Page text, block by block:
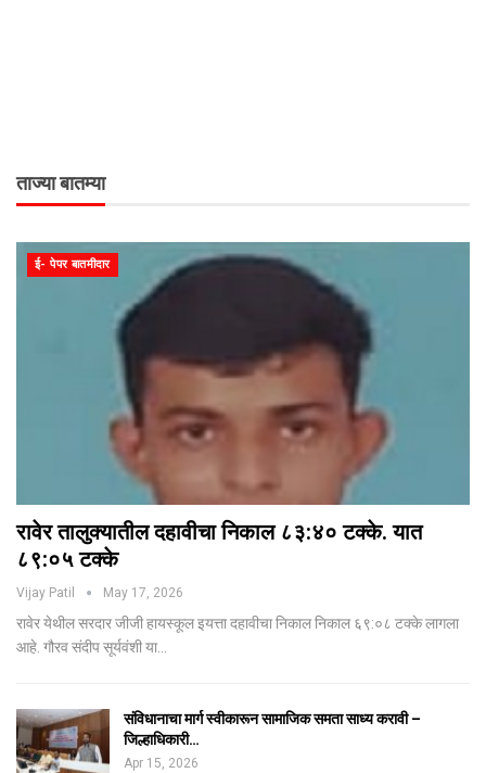
ताज्या बातम्या
ई- पेपर बातमीदार
रावेर तालुक्यातील दहावीचा निकाल ८३:४० टक्के. यात
८९:०५ टक्के
Vijay Patil May 17, 2026
रावेर येथील सरदार जीजी हायस्कूल इयत्ता दहावीचा निकाल निकाल ६९:०८ टक्के लागला
आहे. गौरव संदीप सूर्यवंशी या…
संविधानाचा मार्ग स्वीकारून सामाजिक समता साध्य करावी –
जिल्हाधिकारी…
Apr 15, 2026